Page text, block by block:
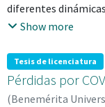
diferentes
estudiantes y
nivel de aprendizaje
2018 del Complejo
sanitaria de COVID-
Show more
Tesis de licenciatura
Pérdidas por
(Benemérita